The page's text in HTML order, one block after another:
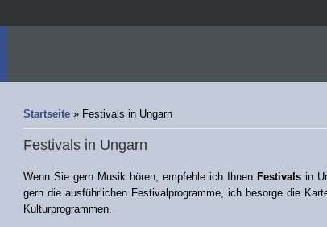
Sie sind hier
Startseite» Festivals in Ungarn
Festivals in Ungarn
Wenn Sie gern Musik hören, empfehle ich IhnenFestivalsin
gern die ausführlichen Festivalprogramme, ich besorge die
Kulturprogrammen.